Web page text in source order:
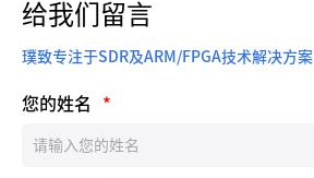
给我们留言
璞致专注于SDR及ARM/FPGA技术解决方案
您的姓名 *